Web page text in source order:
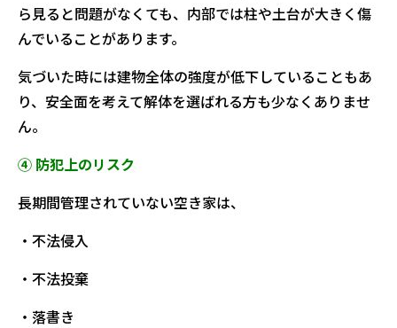
ら見ると問題がなくても、内部では柱や土台が大きく傷
んでいることがあります。
気づいた時には建物全体の強度が低下していることもあ
り、安全面を考えて解体を選ばれる方も少なくありませ
ん。
④ 防犯上のリスク
長期間管理されていない空き家は、
・不法侵入
・不法投棄
・落書き